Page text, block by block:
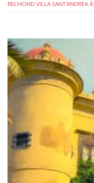
BELMOND VILLA